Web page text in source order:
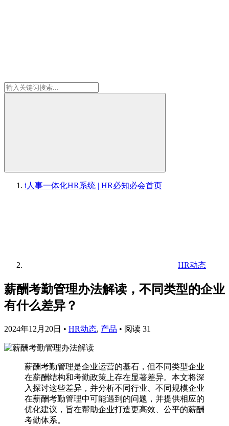
i人事一体化HR系统 | HR必知必会首页
HR动态
薪酬考勤管理办法解读，不同类型的企业
有什么差异？
2024年12月20日 • HR动态, 产品 • 阅读 31
薪酬考勤管理是企业运营的基石，但不同类型企业
在薪酬结构和考勤政策上存在显著差异。本文将深
入探讨这些差异，并分析不同行业、不同规模企业
在薪酬考勤管理中可能遇到的问题，并提供相应的
优化建议，旨在帮助企业打造更高效、公平的薪酬
考勤体系。